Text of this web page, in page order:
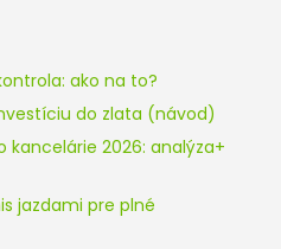
ako na to?
do zlata (návod)
2026: analýza+
jazdami pre plné